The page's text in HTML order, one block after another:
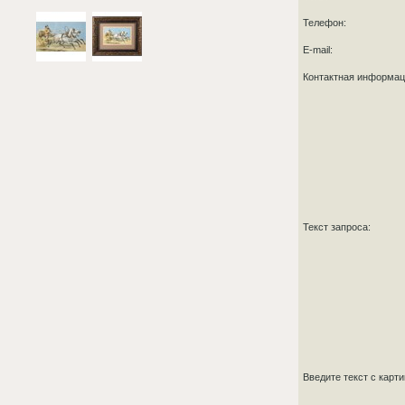
Телефон:
E-mail:
Контактная
Текст запроса:
Введите текст с